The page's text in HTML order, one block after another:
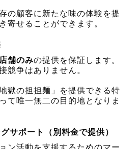
の顧客に新たな味の体験を提
寄せることができます。
舗のみの提供を保証します。
競争はありません。
獄の担担麺」を提供できる特
て唯一無二の目的地となりま
サポート（別料金で提供）